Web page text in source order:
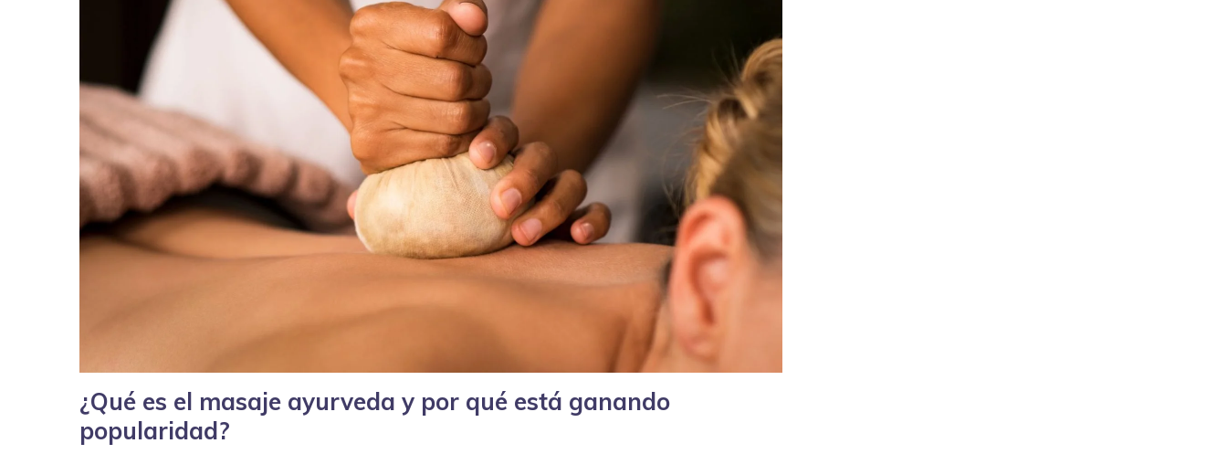
¿Qué es el masaje ayurveda y por qué está ganando
popularidad?